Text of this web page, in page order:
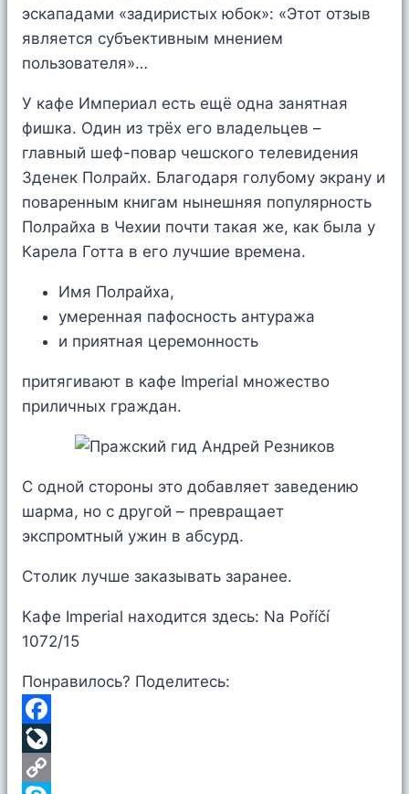
эскападами «задиристых юбок»: «Этот отзыв
является субъективным мнением
пользователя»…
У кафе Империал есть ещё одна занятная
фишка. Один из трёх его владельцев –
главный шеф-повар чешского телевидения
Зденек Полрайх. Благодаря голубому экрану и
поваренным книгам нынешняя популярность
Полрайха в Чехии почти такая же, как была у
Карела Готта в его лучшие времена.
Имя Полрайха,
умеренная пафосность антуража
и приятная церемонность
притягивают в кафе Imperial множество
приличных граждан.
С одной стороны это добавляет заведению
шарма, но с другой – превращает
экспромтный ужин в абсурд.
Столик лучше заказывать заранее.
Кафе Imperial находится здесь: Na Poříčí
1072/15
Понравилось? Поделитесь:
Facebook
LiveJournal